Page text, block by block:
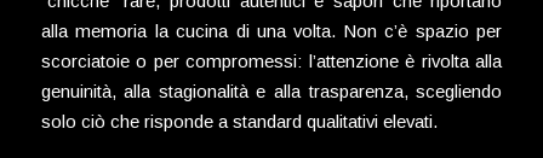
alla memoria la cucina di una volta. Non c’è spazio per
scorciatoie o per compromessi: l’attenzione è rivolta alla
genuinità, alla stagionalità e alla trasparenza, scegliendo
solo ciò che risponde a standard qualitativi elevati.